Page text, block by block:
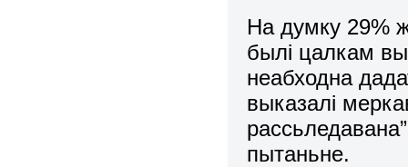
На думку 29%
былі цалкам
неабходна
выказалі
пытаньне.